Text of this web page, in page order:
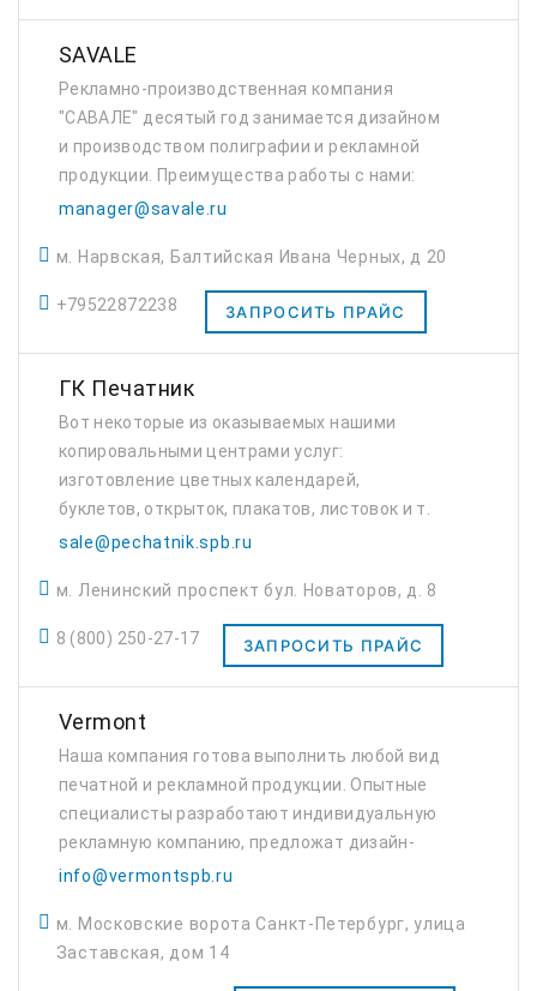
SAVALE
Рекламно-производственная компания
"САВАЛЕ" десятый год занимается дизайном
и производством полиграфии и рекламной
продукции. Преимущества работы с нами:
гибкая ценовая политика, индивидуальный
профессиональные к...
manager@savale.ru
м. Нарвская, Балтийская Ивана Черных, д 20
+79522872238 ЗАПРОСИТЬ ПРАЙС
ГК Печатник
Вот некоторые из оказываемых нашими
копировальными центрами услуг:
изготовление цветных календарей,
буклетов, открыток, плакатов, листовок и т.
д.; печать грамот, изготовление
широкоформатная печать; печ...
sale@pechatnik.spb.ru
м. Ленинский проспект бул. Новаторов, д. 8
8 (800) 250-27-17 ЗАПРОСИТЬ ПРАЙС
Vermont
Наша компания готова выполнить любой вид
печатной и рекламной продукции. Опытные
специалисты разработают индивидуальную
рекламную компанию, предложат дизайн-
макет продукции. Благодаря командной
и масштабные...
info@vermontspb.ru
м. Московские ворота Санкт-Петербург, улица
Заставская, дом 14